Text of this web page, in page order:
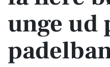
unge ud